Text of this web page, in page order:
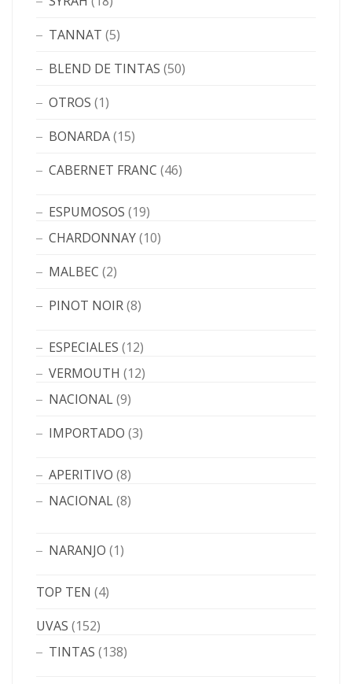
TANNAT (5)
BLEND DE TINTAS (50)
OTROS (1)
BONARDA(15)
CABERNET FRANC (46)
ESPUMOSOS (19)
CHARDONNAY(10)
MALBEC (2)
PINOT NOIR(8)
ESPECIALES (12)
VERMOUTH (12)
NACIONAL(9)
IMPORTADO (3)
APERITIVO (8)
NACIONAL(8)
NARANJO (1)
TOP TEN (4)
UVAS (152)
TINTAS (138)